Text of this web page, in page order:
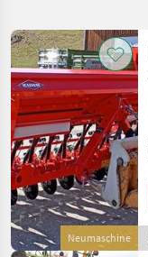
Neumaschine